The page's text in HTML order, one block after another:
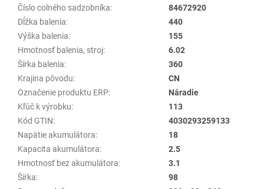
Číslo colného sadzobníka:
84672920
Dĺžka balenia:
440
Výška balenia:
155
Hmotnosť balenia, stroj:
6.02
Šírka balenia:
360
Krajina pôvodu:
CN
Označenie produktu ERP:
Náradie
Kľúč k výrobku:
113
Kód GTIN:
4030293259133
Napätie akumulátora:
18
Kapacita akumulátora:
2.5
Hmotnosť bez akumulátora:
3.1
Šírka:
98